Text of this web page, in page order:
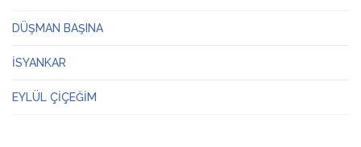
DÜŞMAN BAŞINA
İSYANKAR
EYLÜL ÇİÇEĞİM